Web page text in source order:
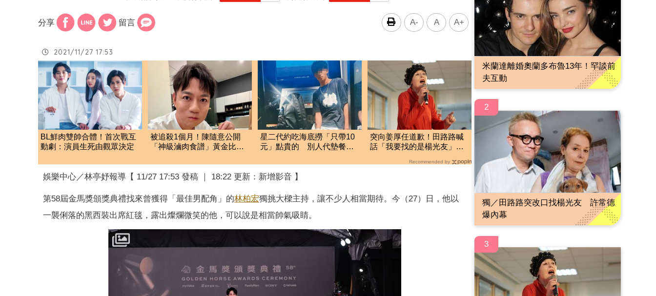
分享 留言 A- A A+
2021/11/27 17:53
BL鮮肉雙帥合體！首次戰互
動劇：演員生死由觀眾決定
被追殺1個月！陳隨意公開
「神級滷肉食譜」黃金比例
星二代約吃海底撈「只帶10
元」點貴的 別人代墊餐費
突向姜厚任道歉！田路路喊
話「我要找的是楊光友」：
Recommended by
娛樂中心／林亭妤報導【 11/27 17:53 發稿 ｜ 18:22 更新：新增影音 】
第58屆金馬獎頒獎典禮找來曾獲得「最佳男配角」的林柏宏獨挑大樑主持，讓不少人相當期待。今（27）日，他以
一襲俐落的黑西裝出席紅毯，露出燦爛微笑的他，可以說是相當帥氣吸睛。
米蘭達離婚奧蘭多布魯13年！罕談前
夫互動
2
獨／田路路突改口找楊光友 許常德
爆內幕
3